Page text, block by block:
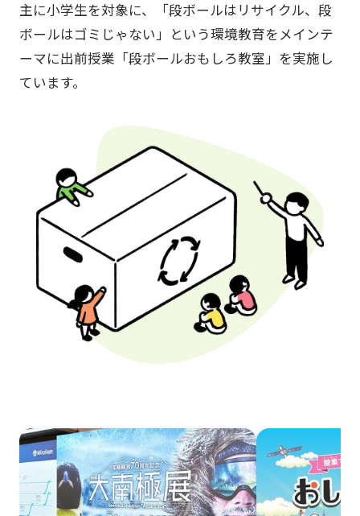
主に小学生を対象に、「段ボールはリサイクル、段
ボールはゴミじゃない」という環境教育をメインテ
ーマに出前授業「段ボールおもしろ教室」を実施し
ています。